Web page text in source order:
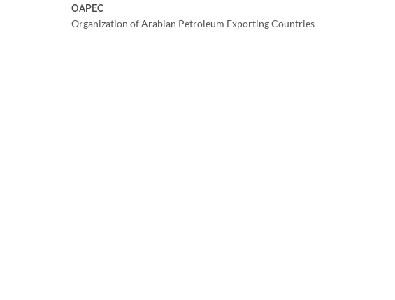
OAPEC
Organization of Arabian Petroleum Exporting Countries